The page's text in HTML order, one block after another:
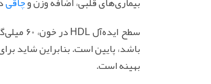
بهینه است.